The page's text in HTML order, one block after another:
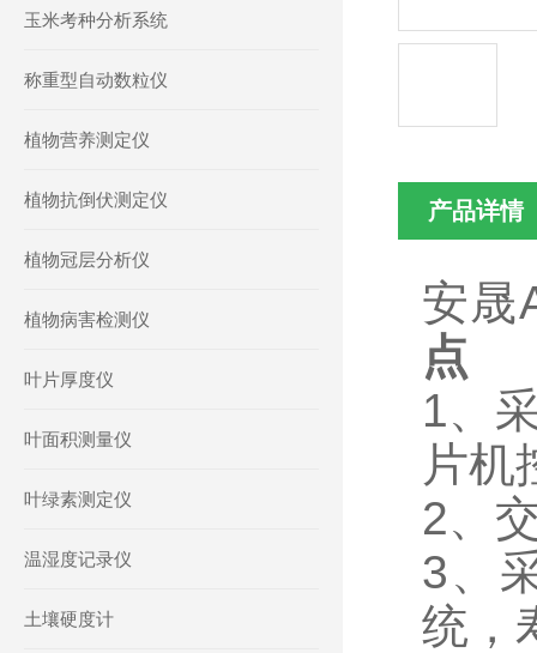
玉米考种分析系统
称重型自动数粒仪
植物营养测定仪
植物抗倒伏测定仪
植物冠层分析仪
植物病害检测仪
叶片厚度仪
叶面积测量仪
叶绿素测定仪
温湿度记录仪
土壤硬度计
产品详情
安晟
点
1、
片机
2、
3、
统，